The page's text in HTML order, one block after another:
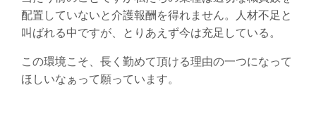
配置していないと介護報酬を得れません。人材不足と
叫ばれる中ですが、とりあえず今は充足している。
この環境こそ、長く勤めて頂ける理由の一つになって
ほしいなぁって願っています。